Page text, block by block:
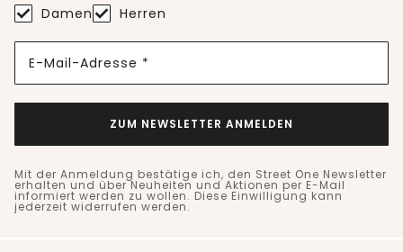
Damen Herren
E-Mail-Adresse *
ZUM NEWSLETTER ANMELDEN
Mit der Anmeldung bestätige ich, den Street One Newsletter
erhalten und über Neuheiten und Aktionen per E-Mail
informiert werden zu wollen. Diese Einwilligung kann
jederzeit widerrufen werden.